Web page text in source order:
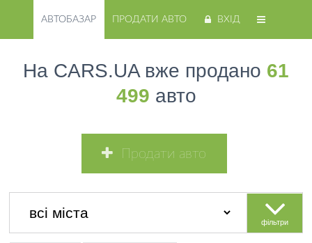
АВТОБАЗАР ПРОДАТИ АВТО ВХІД
На CARS.UA вже продано 61
499 авто
Продати авто
фільтри